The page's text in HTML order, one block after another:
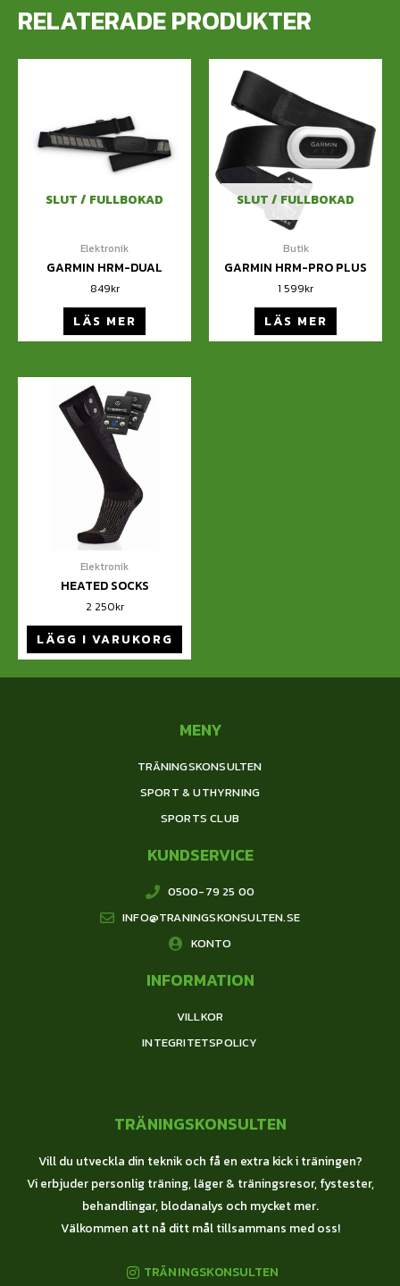
RELATERADE PRODUKTER
SLUT / FULLBOKAD
Elektronik
GARMIN HRM-DUAL
849kr
LÄS MER
SLUT / FULLBOKAD
Butik
GARMIN HRM-PRO PLUS
1 599kr
LÄS MER
Elektronik
HEATED SOCKS
2 250kr
LÄGG I VARUKORG
MENY
TRÄNINGSKONSULTEN
SPORT & UTHYRNING
SPORTS CLUB
KUNDSERVICE
0500-79 25 00
INFO@TRANINGSKONSULTEN.SE
KONTO
INFORMATION
VILLKOR
INTEGRITETSPOLICY
TRÄNINGSKONSULTEN
Vill du utveckla din teknik och få en extra kick i träningen?
Vi erbjuder personlig träning, läger & träningsresor, fystester,
behandlingar, blodanalys och mycket mer.
Välkommen att nå ditt mål tillsammans med oss!
TRÄNINGSKONSULTEN